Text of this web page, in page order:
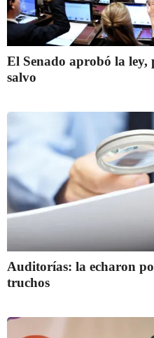
El Senado aprobó la ley,
salvo
Auditorías: la echaron
truchos